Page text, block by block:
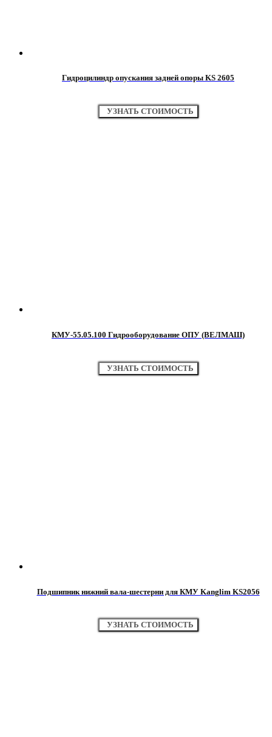
Гидроцилиндр опускания задней опоры KS 2605
УЗНАТЬ СТОИМОСТЬ
КМУ-55.05.100 Гидрооборудование ОПУ (ВЕЛМАШ)
УЗНАТЬ СТОИМОСТЬ
Подшипник нижний вала-шестерни для КМУ Kanglim KS2056
УЗНАТЬ СТОИМОСТЬ